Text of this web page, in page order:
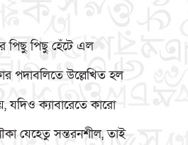
পিছু পিছু হেঁটে এল
পদাবলিতে উল্লেখিত হল
যদিও ক্যাবারেতে কারো
যেহেতু সন্তরনশীল, তাই